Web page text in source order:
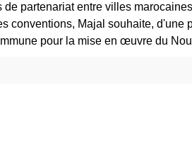
de partenariat entre villes
conventions, Majal souhaite,
pour la mise en œuvre du